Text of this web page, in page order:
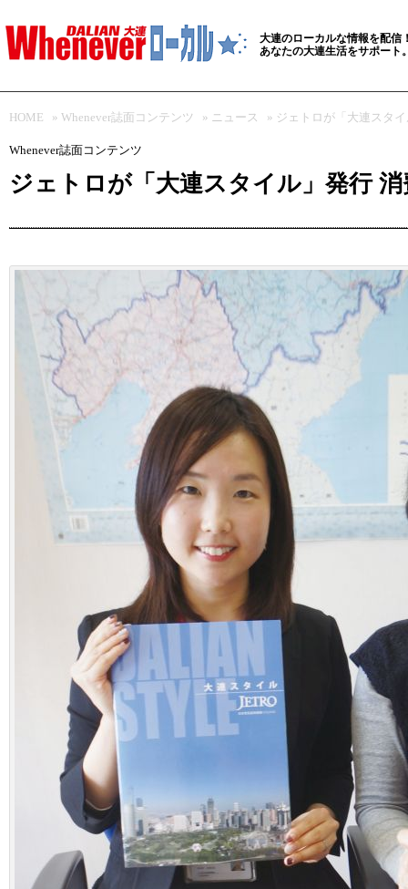
大連のローカルな情報を配信
あなたの大連生活をサポート
HOME » Whenever誌面コンテンツ » ニュース » ジェトロが「大連スタ
Whenever誌面コンテンツ
ジェトロが「大連スタイル」発行